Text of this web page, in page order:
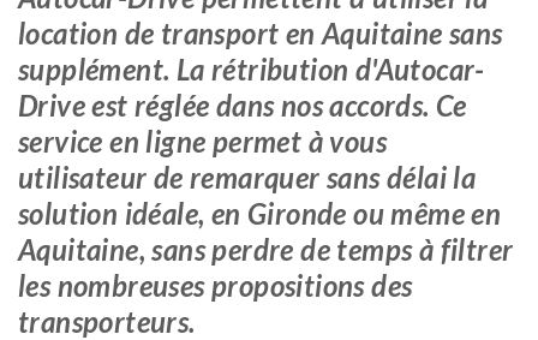
location de transport en Aquitaine sans
supplément. La rétribution d'Autocar-
Drive est réglée dans nos accords. Ce
service en ligne permet à vous
utilisateur de remarquer sans délai la
solution idéale, en Gironde ou même en
Aquitaine, sans perdre de temps à filtrer
les nombreuses propositions des
transporteurs.